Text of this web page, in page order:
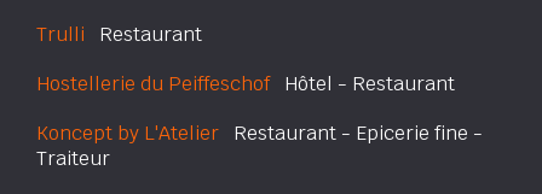
Trulli Restaurant
Hostellerie du PeiffeschofHôtel - Restaurant
Koncept by L'Atelier Restaurant - Epicerie fine -
Traiteur